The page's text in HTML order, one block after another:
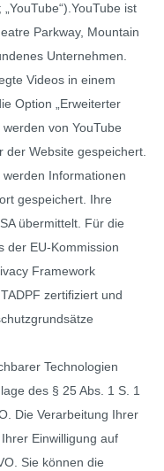
ist
Parkway, Mountain
Unternehmen.
Videos in einem
Option „Erweiterter
von YouTube
der Website gespeichert.
Informationen
gespeichert. Ihre
übermittelt. Für die
der EU-Kommission
Framework
zertifiziert und
Technologien
des § 25 Abs. 1 S. 1
Die Verarbeitung Ihrer
Einwilligung auf
Sie können die